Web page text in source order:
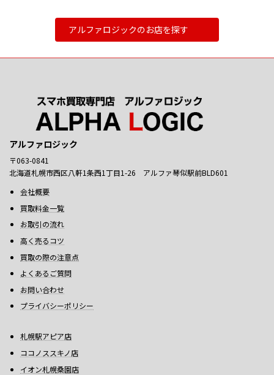
アルファロジックのお店を探す
アルファロジック
〒063-0841
北海道札幌市西区八軒1条西1丁目1-26 アルファ琴似駅前BLD601
会社概要
買取料金一覧
お取引の流れ
高く売るコツ
買取の際の注意点
よくあるご質問
お問い合わせ
プライバシーポリシー
札幌駅アピア店
ココノススキノ店
イオン札幌桑園店